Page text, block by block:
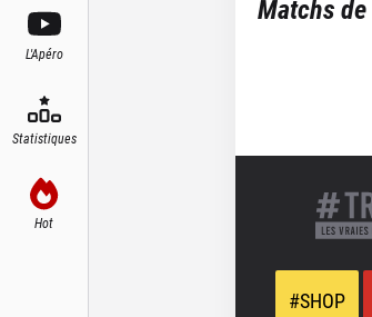
L'Apéro
Statistiques
Hot
Matchs de
#SHOP